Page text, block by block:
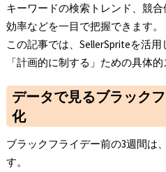
キーワードの検索トレンド、競
効率などを一目で把握できます。
この記事では、SellerSpriteを活
「計画的に制する」ための具体
データで見るブラック
化
ブラックフライデー前の3週間は
す。